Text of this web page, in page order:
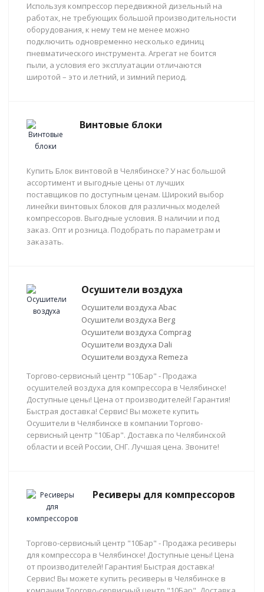
Используя компрессор передвижной дизельный на
работах, не требующих большой производительности
оборудования, к нему тем не менее можно
подключить одновременно несколько единиц
пневматического инструмента. Агрегат не боится
пыли, а условия его эксплуатации отличаются
широтой – это и летний, и зимний период.
Винтовые блоки
Купить Блок винтовой в Челябинске? У нас большой
ассортимент и выгодные цены от лучших
поставщиков по доступным ценам. Широкий выбор
линейки винтовых блоков для различных моделей
компрессоров. Выгодные условия. В наличии и под
заказ. Опт и розница. Подобрать по параметрам и
заказать.
Осушители воздуха
Осушители воздуха Abac
Осушители воздуха Berg
Осушители воздуха Comprag
Осушители воздуха Dali
Осушители воздуха Remeza
Торгово-сервисный центр "10Бар" - Продажа
осушителей воздуха для компрессора в Челябинске!
Доступные цены! Цена от производителей! Гарантия!
Быстрая доставка! Сервис! Вы можете купить
Осушители в Челябинске в компании Торгово-
сервисный центр "10Бар". Доставка по Челябинской
области и всей России, СНГ. Лучшая цена. Звоните!
Ресиверы для компрессоров
Торгово-сервисный центр "10Бар" - Продажа ресиверы
для компрессора в Челябинске! Доступные цены! Цена
от производителей! Гарантия! Быстрая доставка!
Сервис! Вы можете купить ресиверы в Челябинске в